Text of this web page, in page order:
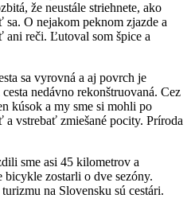
že neustále striehnete, ako
O nejakom peknom zjazde a
ani reči. Ľutoval som špice a
sa vyrovná a aj povrch je
nedávno rekonštruovaná. Cez
kúsok a my sme si mohli po
vstrebať zmiešané pocity. Príroda
sme asi 45 kilometrov a
bicykle zostarli o dve sezóny.
na Slovensku sú cestári.